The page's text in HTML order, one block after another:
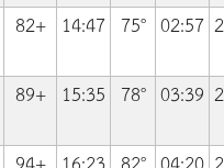
82+ 14:47 75° 02:57
89+ 15:35 78° 03:39